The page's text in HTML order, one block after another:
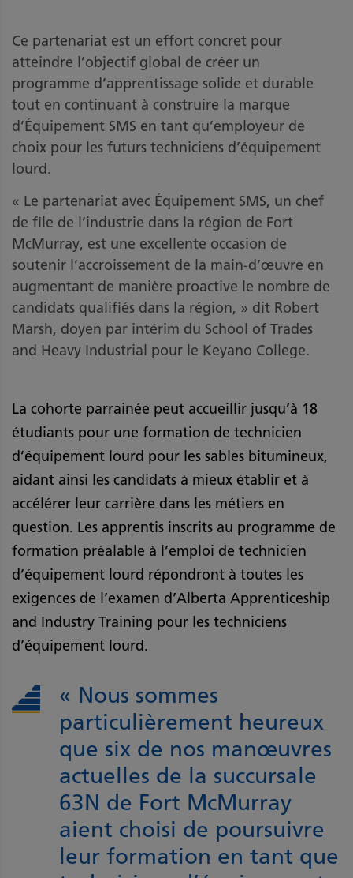
Ce partenariat est un effort concret pour
atteindre l’objectif global de créer un
programme d’apprentissage solide et durable
tout en continuant à construire la marque
d’Équipement SMS en tant qu’employeur de
choix pour les futurs techniciens d’équipement
lourd.
« Le partenariat avec Équipement SMS, un chef
de file de l’industrie dans la région de Fort
McMurray, est une excellente occasion de
soutenir l’accroissement de la main-d’œuvre en
augmentant de manière proactive le nombre de
candidats qualifiés dans la région, » dit Robert
Marsh, doyen par intérim du School of Trades
and Heavy Industrial pour le Keyano College.
La cohorte parrainée peut accueillir jusqu’à 18
étudiants pour une formation de technicien
d’équipement lourd pour les sables bitumineux,
aidant ainsi les candidats à mieux établir et à
accélérer leur carrière dans les métiers en
question. Les apprentis inscrits au programme de
formation préalable à l’emploi de technicien
d’équipement lourd répondront à toutes les
exigences de l’examen d’Alberta Apprenticeship
and Industry Training pour les techniciens
d’équipement lourd.
« Nous sommes
particulièrement heureux
que six de nos manœuvres
actuelles de la succursale
63N de Fort McMurray
aient choisi de poursuivre
leur formation en tant que